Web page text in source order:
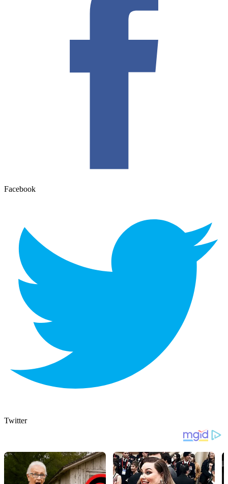
Facebook
Twitter